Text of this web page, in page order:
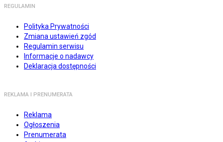
REGULAMIN
Polityka Prywatności
Zmiana ustawień zgód
Regulamin serwisu
Informacje o nadawcy
Deklaracja dostępności
REKLAMA I PRENUMERATA
Reklama
Ogłoszenia
Prenumerata